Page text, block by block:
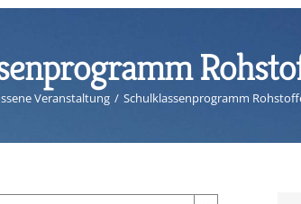
Veranstaltung / Schulklassenprogramm